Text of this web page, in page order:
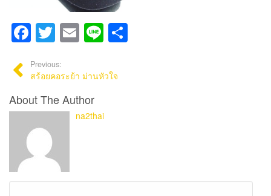
Facebook
Twitter
Email
Line
Previous:
สร้อยคอระย้า ม่านหัวใจ
About The Author
na2thai